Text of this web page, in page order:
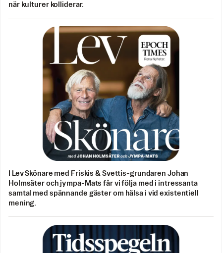
när kulturer kolliderar.
I Lev Skönare med Friskis & Svettis-grundaren Johan
Holmsäter och jympa-Mats får vi följa med i intressanta
samtal med spännande gäster om hälsa i vid existentiell
mening.